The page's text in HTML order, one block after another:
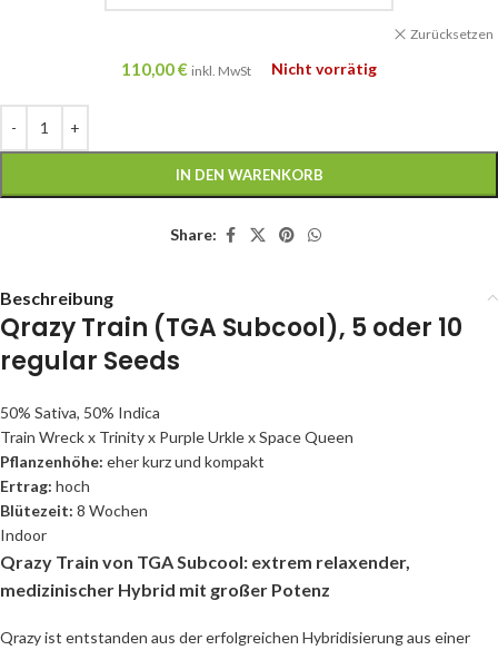
Zurücksetzen
110,00€ inkl. MwSt Nicht vorrätig
IN DEN WARENKORB
Share:
Beschreibung
Qrazy Train (TGA Subcool), 5 oder 10
regular Seeds
50% Sativa, 50% Indica
Train Wreck x Trinity x Purple Urkle x Space Queen
Pflanzenhöhe: eher kurz und kompakt
Ertrag: hoch
Blütezeit: 8 Wochen
Indoor
Qrazy Train von TGA Subcool: extrem relaxender,
medizinischer Hybrid mit großer Potenz
Qrazy ist entstanden aus der erfolgreichen Hybridisierung aus einer